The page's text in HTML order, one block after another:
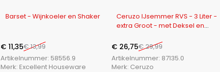
Barset - Wijnkoeler en Shaker
€13,99
€ 11,35
Artikelnummer: 58556.9
Merk: Excellent Houseware
Ceruzo IJsemmer RVS - 3 Liter -
extra Groot - met Deksel en
€29,99
€ 26,75
Artikelnummer: 87135.0
Merk: Ceruzo